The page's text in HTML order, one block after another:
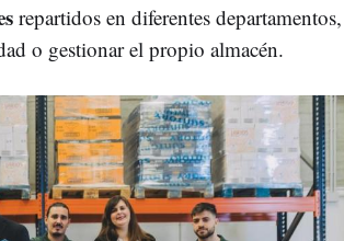
repartidos en diferentes departamentos,
o gestionar el propio almacén.